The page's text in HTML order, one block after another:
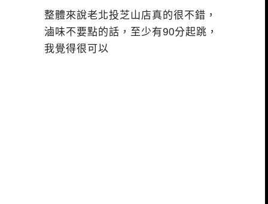
整體來說老北投芝山店真的很不錯，
滷味不要點的話，至少有90分起跳，
我覺得很可以